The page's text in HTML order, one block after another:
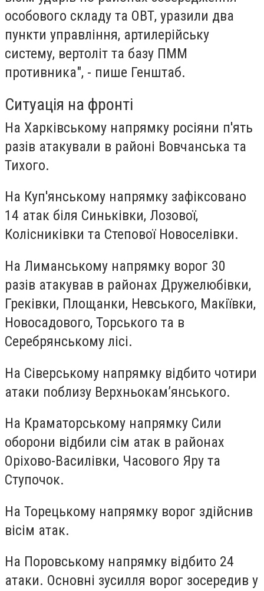
особового складу та ОВТ, уразили два
пункти управління, артилерійську
систему, вертоліт та базу ПММ
противника", - пише Генштаб.
Ситуація на фронті
На Харківському напрямку росіяни п'ять
разів атакували в районі Вовчанська та
Тихого.
На Куп'янському напрямку зафіксовано
14 атак біля Синьківки, Лозової,
Колісниківки та Степової Новоселівки.
На Лиманському напрямку ворог 30
разів атакував в районах Дружелюбівки,
Греківки, Площанки, Невського, Макіївки,
Новосадового, Торського та в
Серебрянському лісі.
На Сіверському напрямку відбито чотири
атаки поблизу Верхньокам’янського.
На Краматорському напрямку Сили
оборони відбили сім атак в районах
Оріхово-Василівки, Часового Яру та
Ступочок.
На Торецькому напрямку ворог здійснив
вісім атак.
На Поровському напрямку відбито 24
атаки. Основні зусилля ворог зосередив у